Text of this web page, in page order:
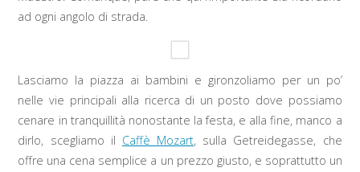
ad ogni angolo di strada.
Lasciamo la piazza ai bambini e gironzoliamo per un po’
nelle vie principali alla ricerca di un posto dove possiamo
cenare in tranquillità nonostante la festa, e alla fine, manco a
dirlo, scegliamo il Caffè Mozart, sulla Getreidegasse, che
offre una cena semplice a un prezzo giusto, e soprattutto un